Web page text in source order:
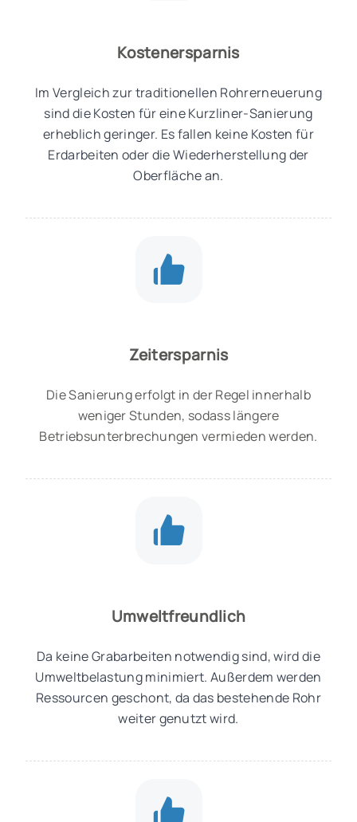
Kostenersparnis
Im Vergleich zur traditionellen Rohrerneuerung
sind die Kosten für eine Kurzliner-Sanierung
erheblich geringer. Es fallen keine Kosten für
Erdarbeiten oder die Wiederherstellung der
Oberfläche an.
Zeitersparnis
Die Sanierung erfolgt in der Regel innerhalb
weniger Stunden, sodass längere
Betriebsunterbrechungen vermieden werden.
Umweltfreundlich
Da keine Grabarbeiten notwendig sind, wird die
Umweltbelastung minimiert. Außerdem werden
Ressourcen geschont, da das bestehende Rohr
weiter genutzt wird.